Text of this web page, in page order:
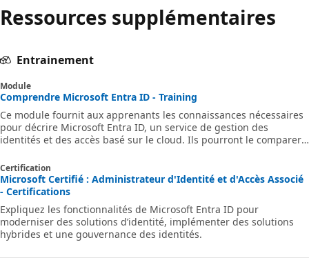
Ressources supplémentaires
Entrainement
Module
Comprendre Microsoft Entra ID - Training
Ce module fournit aux apprenants les connaissances nécessaires
pour décrire Microsoft Entra ID, un service de gestion des
identités et des accès basé sur le cloud. Ils pourront le comparer
services cloud et découvrir ses fonctionnalités de sécurité. Ils
découvriront également Microsoft Entra Domain Services.
Certification
Microsoft Certifié : Administrateur d'Identité et d'Accès Associé
- Certifications
Expliquez les fonctionnalités de Microsoft Entra ID pour
moderniser des solutions d’identité, implémenter des solutions
hybrides et une gouvernance des identités.